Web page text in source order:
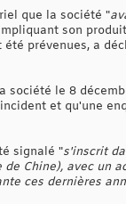
que la société "
son
prévenues, a
le 8
et qu'une
signalé "s'inscrit
Chine), avec un
ces dernières